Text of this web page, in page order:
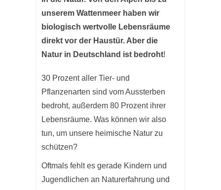
unserem Wattenmeer haben wir
biologisch wertvolle Lebensräume
direkt vor der Haustür. Aber die
Natur in Deutschland ist bedroht!
30 Prozent aller Tier- und
Pflanzenarten sind vom Aussterben
bedroht, außerdem 80 Prozent ihrer
Lebensräume. Was können wir also
tun, um unsere heimische Natur zu
schützen?
Oftmals fehlt es gerade Kindern und
Jugendlichen an Naturerfahrung und